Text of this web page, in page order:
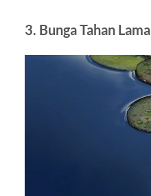
3. Bunga Tahan Lama